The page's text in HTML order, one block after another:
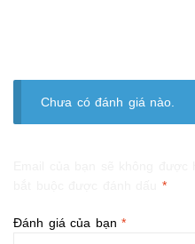
Chưa có đánh giá nào.
*
Đánh giá của bạn *